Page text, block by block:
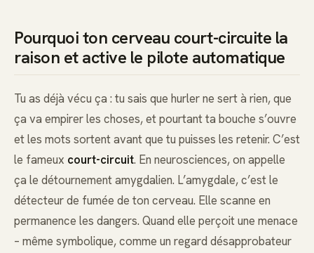
Pourquoi ton cerveau court-circuite la
raison et active le pilote automatique
Tu as déjà vécu ça : tu sais que hurler ne sert à rien, que
ça va empirer les choses, et pourtant ta bouche s’ouvre
et les mots sortent avant que tu puisses les retenir. C’est
le fameux court-circuit. En neurosciences, on appelle
ça le détournement amygdalien. L’amygdale, c’est le
détecteur de fumée de ton cerveau. Elle scanne en
permanence les dangers. Quand elle perçoit une menace
– même symbolique, comme un regard désapprobateur